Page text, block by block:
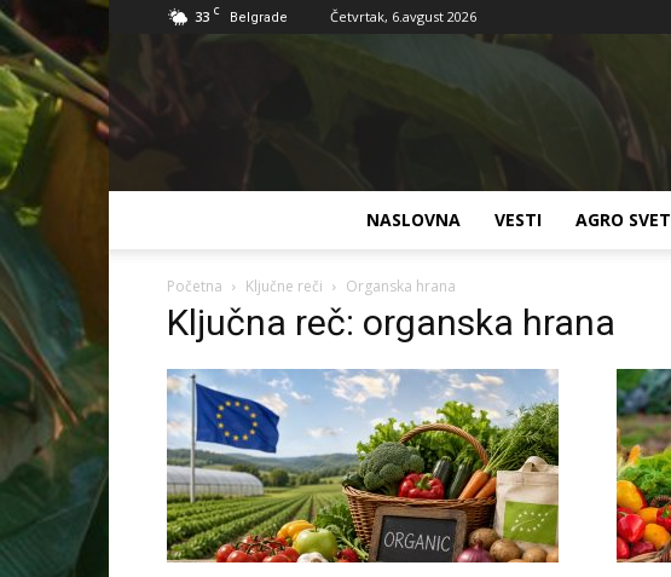
33 C Belgrade Četvrtak, 6.avgust 2026
NASLOVNA VESTI AGRO SVET
Početna Ključne reči Organska hrana
Ključna reč: organska hrana